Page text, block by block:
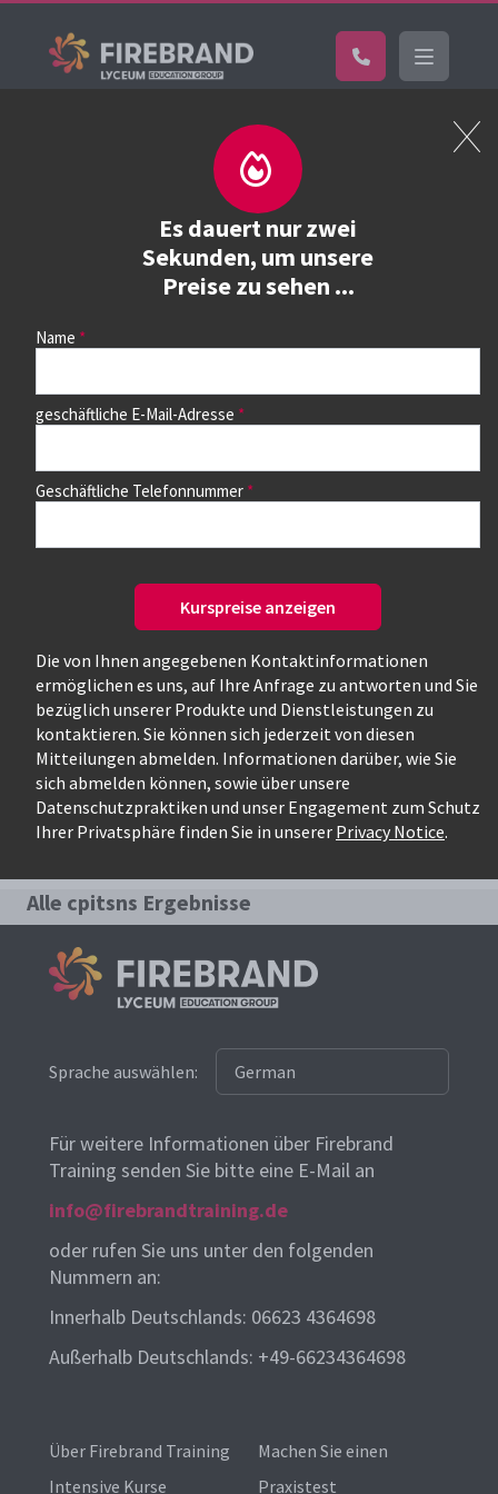
Es dauert nur zwei
Sekunden, um unsere
Preise zu sehen ...
Name
geschäftliche E-Mail-Adresse
Geschäftliche Telefonnummer
Kurspreise anzeigen
Die von Ihnen angegebenen Kontaktinformationen
ermöglichen es uns, auf Ihre Anfrage zu antworten und Sie
bezüglich unserer Produkte und Dienstleistungen zu
kontaktieren. Sie können sich jederzeit von diesen
Mitteilungen abmelden. Informationen darüber, wie Sie
sich abmelden können, sowie über unsere
Datenschutzpraktiken und unser Engagement zum Schutz
Ihrer Privatsphäre finden Sie in unserer Privacy Notice.
Kurs buchen
Wählen Sie zunächst einen Kurs aus der Liste unten aus.
auswählen.
Nur verfügbare Kurse
Relevanteste Kurse für die Suche:
cpitsns
Alle cpitsns Ergebnisse
Sprache auswählen:
Für weitere Informationen über Firebrand
Training senden Sie bitte eine E-Mail an
info@firebrandtraining.de
oder rufen Sie uns unter den folgenden
Nummern an:
Innerhalb Deutschlands: 06623 4364698
Außerhalb Deutschlands: +49-66234364698
Über Firebrand Training
Intensive Kurse
Machen Sie einen
Praxistest